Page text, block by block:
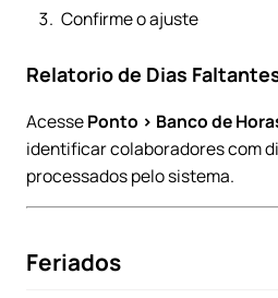
Confirme o ajuste
Relatorio de Dias
AcessePonto > Banco de
identificar colaboradores com
processados pelo sistema.
Feriados